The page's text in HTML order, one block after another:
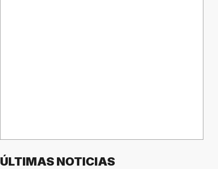
ÚLTIMAS NOTICIAS